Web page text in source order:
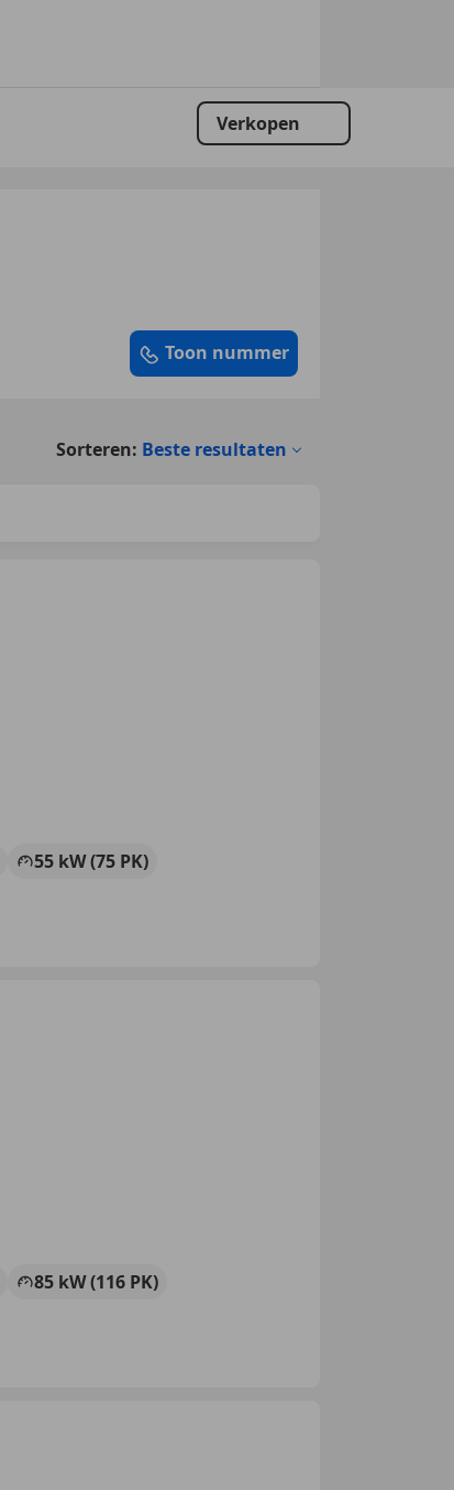
Verkopen
Toon nummer
Sorteren: Beste resultaten
55 kW (75 PK)
85 kW (116 PK)